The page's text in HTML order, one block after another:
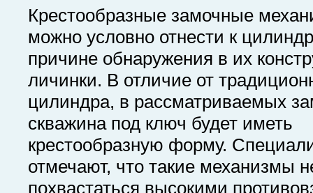
Крестообразные замочные
можно условно отнести к
причине обнаружения в их
личинки. В отличие от
цилиндра, в рассматриваемых
скважина под ключ будет иметь
крестообразную форму.
отмечают, что такие механизмы
похвастаться высокими